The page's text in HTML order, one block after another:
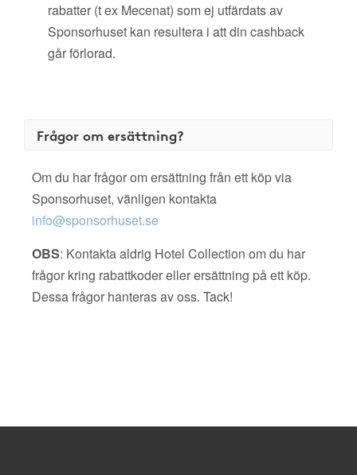
rabatter (t ex Mecenat) som ej utfärdats av
Sponsorhuset kan resultera i att din cashback
går förlorad.
Frågor om ersättning?
Om du har frågor om ersättning från ett köp via
Sponsorhuset, vänligen kontakta
info@sponsorhuset.se
OBS: Kontakta aldrig Hotel Collection om du har
frågor kring rabattkoder eller ersättning på ett köp.
Dessa frågor hanteras av oss. Tack!